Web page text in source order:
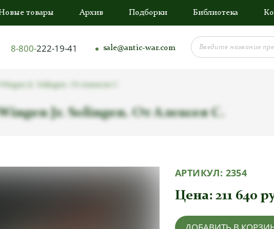
товары Архив Подборки Библиотека
8-800-222-19-41 sale@antic-war.com
Jr. Solingen. От Алексея С.
АРТИКУЛ: 2354
Цена: 211 640